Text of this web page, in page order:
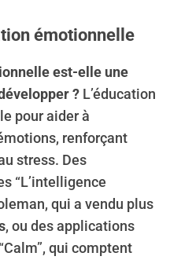
émotionnelle
est-elle une
?L’éducation
pour aider à
renforçant
stress. Des
“L’intelligence
qui a vendu plus
, ou des applications
qui comptent